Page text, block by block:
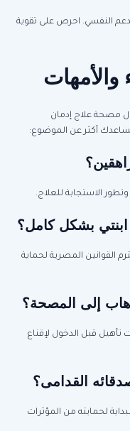
النفسي. احرص على تقوية
والأمهات
مصحة علاج إدمان
تساعدك أكثر عن الموضوع:
بشكل كامل؟
القوانين المصرية لحماية
إلى المصحة؟
قبل الدخول لإقناع
القدامى؟
لحمايته من المؤثرات